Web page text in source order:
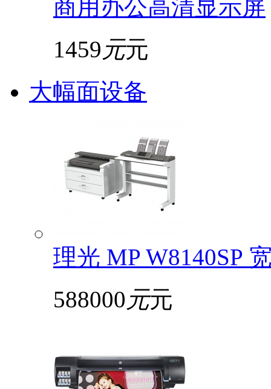
商用办公高清显示屏
1459 元元
大幅面设备
理光 MP W8140SP
588000 元元